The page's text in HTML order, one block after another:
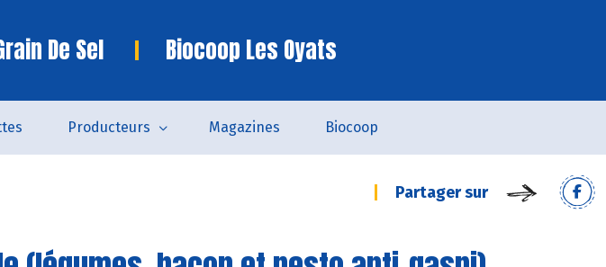
De Sel Biocoop Les Oyats
Producteurs Magazines Biocoop
Partager sur